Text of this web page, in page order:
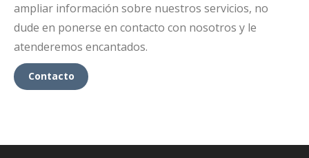
ampliar información sobre nuestros servicios, no
dude en ponerse en contacto con nosotros y le
atenderemos encantados.
Contacto